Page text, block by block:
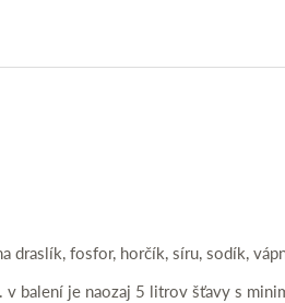
draslík, fosfor, horčík, síru, sodík,
balení je naozaj 5 litrov šťavy s